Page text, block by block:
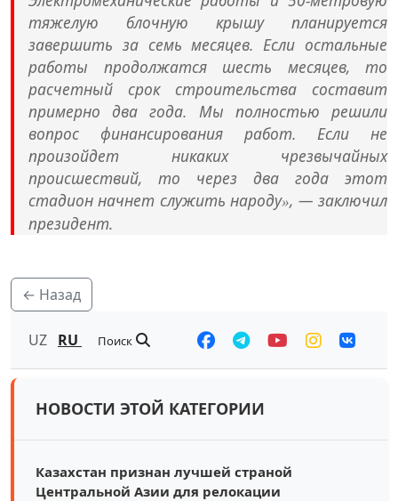
тяжелую блочную крышу планируется
завершить за семь месяцев. Если остальные
работы продолжатся шесть месяцев, то
расчетный срок строительства составит
примерно два года. Мы полностью решили
вопрос финансирования работ. Если не
произойдет никаких чрезвычайных
происшествий, то через два года этот
стадион начнет служить народу», — заключил
президент.
← Назад
UZ RU Поиск
НОВОСТИ ЭТОЙ КАТЕГОРИИ
Казахстан признан лучшей страной
Центральной Азии для релокации